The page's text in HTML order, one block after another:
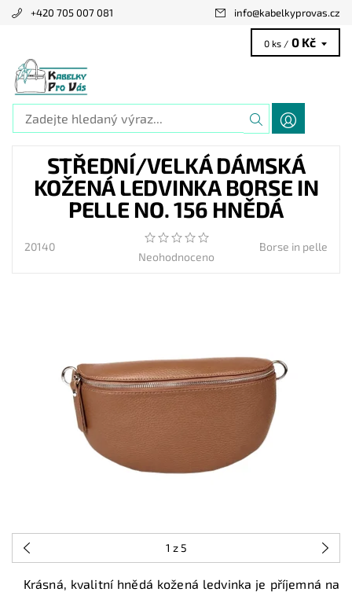
+420 705 007 081 info@kabelkyprovas.cz
0 ks / 0 Kč
STŘEDNÍ/VELKÁ DÁMSKÁ
KOŽENÁ LEDVINKA BORSE IN
PELLE NO. 156 HNĚDÁ
20140
Neohodnoceno
Borse in pelle
1 z 5
Krásná, kvalitní hnědá kožená ledvinka je příjemná na